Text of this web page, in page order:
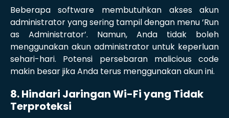
Beberapa software membutuhkan akses akun
administrator yang sering tampil dengan menu ‘Run
as Administrator’. Namun, Anda tidak boleh
menggunakan akun administrator untuk keperluan
sehari-hari. Potensi persebaran malicious code
makin besar jika Anda terus menggunakan akun ini.
8. Hindari Jaringan Wi-Fi yang Tidak
Terproteksi